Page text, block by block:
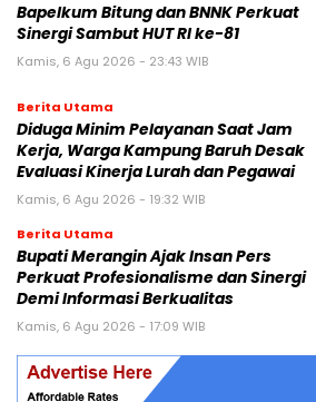
Bapelkum Bitung dan BNNK Perkuat
Sinergi Sambut HUT RI ke-81
Kamis, 6 Agu 2026 - 23:43 WIB
Berita Utama
Diduga Minim Pelayanan Saat Jam
Kerja, Warga Kampung Baruh Desak
Evaluasi Kinerja Lurah dan Pegawai
Kamis, 6 Agu 2026 - 19:32 WIB
Berita Utama
Bupati Merangin Ajak Insan Pers
Perkuat Profesionalisme dan Sinergi
Demi Informasi Berkualitas
Kamis, 6 Agu 2026 - 17:09 WIB